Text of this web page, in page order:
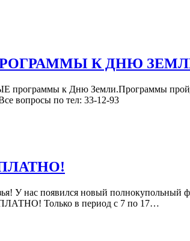
К ДНЮ
к Дню Земли.Программы
вопросы по тел: 33-12-93
У нас появился новый полнокупольный
Только в период с 7 по 17…